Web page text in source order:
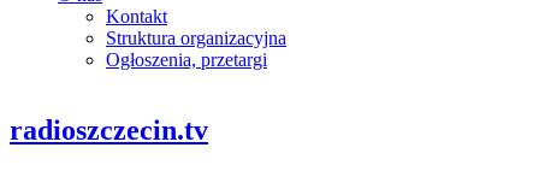
Kontakt
Struktura organizacyjna
Ogłoszenia, przetargi
radioszczecin.tv